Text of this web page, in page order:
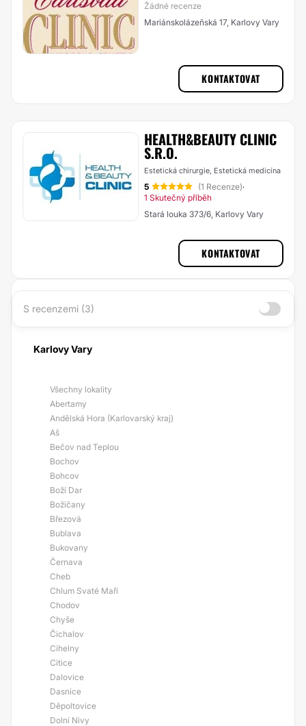
Žádné recenze
Mariánskolázeňská 17, Karlovy Vary
KONTAKTOVAT
HEALTH&BEAUTY CLINIC
S.R.O.
Estetická chirurgie, Estetická medicína
5 (1 Recenze)·
1 Skutečný příběh
Stará louka 373/6, Karlovy Vary
KONTAKTOVAT
S recenzemi (3)
Karlovy Vary
Všechny lokality
Abertamy
Andělská Hora (Karlovarský kraj)
Aš
Bečov nad Teplou
Bochov
Bohcov
Boží Dar
Božičany
Březová
Bublava
Bukovany
Černava
Cheb
Chlum Svaté Maří
Chodov
Chyše
Čichalov
Cihelny
Citice
Dalovice
Dasnice
Děpoltovice
Dolní Nivy